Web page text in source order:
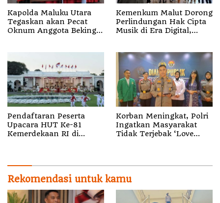
Kapolda Maluku Utara
Tegaskan akan Pecat
Oknum Anggota Bekingi
Kemenkum Malut Dorong
Perlindungan Hak Cipta
Musik di Era Digital,
Penguatan Royalti
Pendaftaran Peserta
Upacara HUT Ke-81
Kemerdekaan RI di
Korban Meningkat, Polri
Ingatkan Masyarakat
Tidak Terjebak ‘Love
Rekomendasi untuk kamu